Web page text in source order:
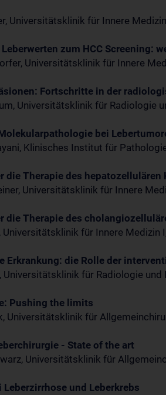
Universitätsklinik für Innere
zum HCC Screening:
Universitätsklinik für Innere
Fortschritte in der
Universitätsklinik für Radiologie
bei
Klinisches Institut für
die Therapie des hepatozellulären
Universitätsklinik für Innere
die Therapie des
Universitätsklinik für Innere Medizin
Erkrankung: die Rolle der
Universitätsklinik für Radiologie
Pushing the limits
Universitätsklinik für
- State of the art
Universitätsklinik für
Leberzirrhose und Leberkrebs